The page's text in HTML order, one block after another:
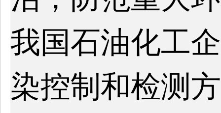
我国石油化工
染控制和检测